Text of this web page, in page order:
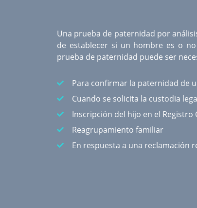
Una prueba de paternidad por
de establecer si un hombre es o
prueba de paternidad puede ser
Para confirmar la paternidad de
Cuando se solicita la custodia
Inscripción del hijo en el Registro
Reagrupamiento familiar
En respuesta a una reclamación